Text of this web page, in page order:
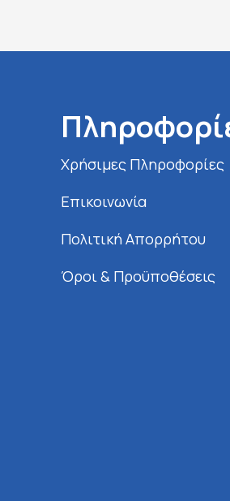
Χρήσιμες Πληροφορίες
Επικοινωνία
Πολιτική Απορρήτου
Όροι & Προϋποθέσεις